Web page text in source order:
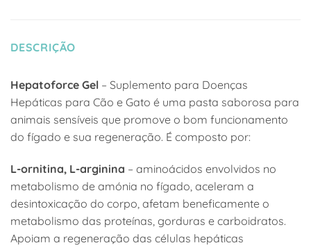
DESCRIÇÃO
Hepatoforce Gel – Suplemento para Doenças
Hepáticas para Cão e Gato é uma pasta saborosa para
animais sensíveis que promove o bom funcionamento
do fígado e sua regeneração. É composto por:
L-ornitina, L-arginina – aminoácidos envolvidos no
metabolismo de amónia no fígado, aceleram a
desintoxicação do corpo, afetam beneficamente o
metabolismo das proteínas, gorduras e carboidratos.
Apoiam a regeneração das células hepáticas